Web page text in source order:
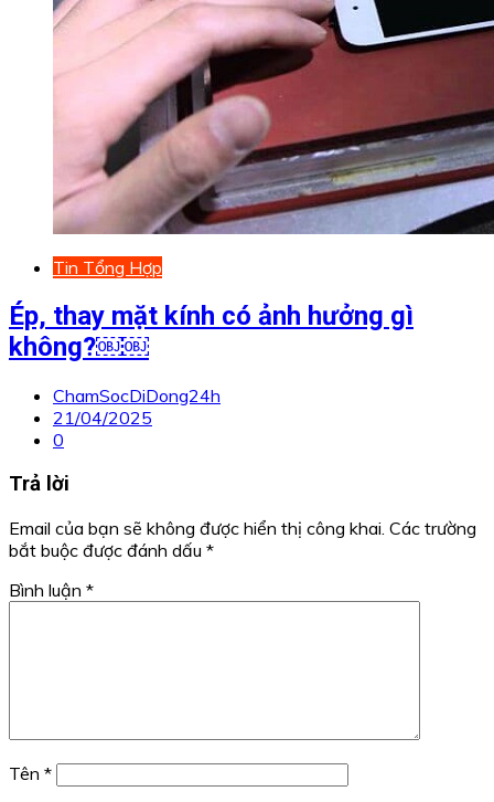
Tin Tổng Hợp
Ép, thay mặt kính có ảnh hưởng gì
không?￼￼
ChamSocDiDong24h
21/04/2025
0
Trả lời
Email của bạn sẽ không được hiển thị công khai. Các trường
bắt buộc được đánh dấu *
Bình luận *
Tên *